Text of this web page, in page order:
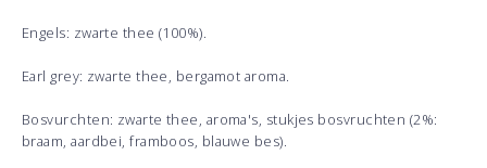
Engels: zwarte thee (100%).
Earl grey: zwarte thee, bergamot aroma.
Bosvurchten: zwarte thee, aroma's, stukjes bosvruchten (2%:
braam, aardbei, framboos, blauwe bes).